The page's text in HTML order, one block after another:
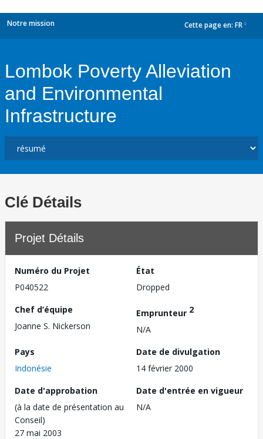
Notre mission Cette page en: FR
Lombok Poverty Alleviation
and Environmental
Infrastructure
Clé Détails
Projet Détails
Numéro du Projet
P040522
État
Dropped
Chef d’équipe
Joanne S. Nickerson
Emprunteur 2
N/A
Pays
Indonésie
Date de divulgation
14 février 2000
Date d'approbation
(à la date de présentation au
Conseil)
27 mai 2003
Date d'entrée en vigueur
N/A